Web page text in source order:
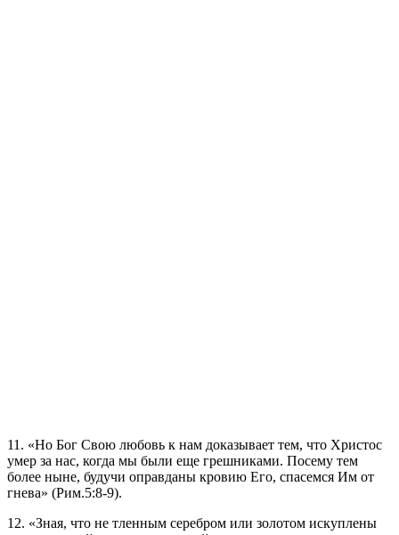
11. «Но Бог Свою любовь к нам доказывает тем, что Христос
умер за нас, когда мы были еще грешниками. Посему тем
более ныне, будучи оправданы кровию Его, спасемся Им от
гнева» (Рим.5:8-9).
12. «Зная, что не тленным серебром или золотом искуплены